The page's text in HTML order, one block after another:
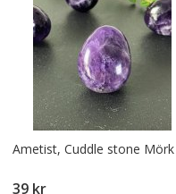
Ametist, Cuddle stone Mörk
39 kr